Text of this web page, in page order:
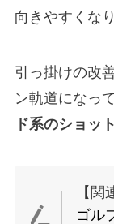
向きやすくな
引っ掛けの改
ン軌道になっ
ド系のショット
【関
ゴル